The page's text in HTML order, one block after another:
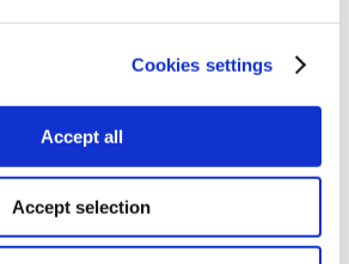
Cookies settings
Accept all
Accept selection